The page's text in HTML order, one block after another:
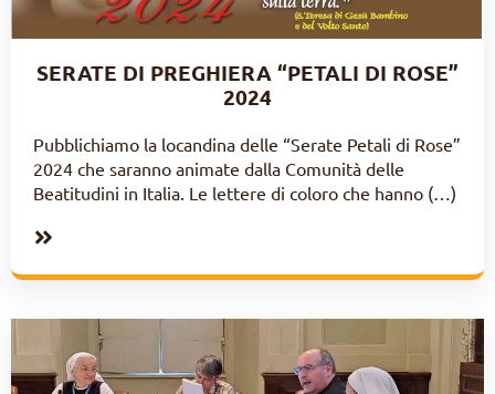
SERATE DI PREGHIERA “PETALI DI ROSE”
2024
Pubblichiamo la locandina delle “Serate Petali di Rose”
2024 che saranno animate dalla Comunità delle
Beatitudini in Italia. Le lettere di coloro che hanno (…)